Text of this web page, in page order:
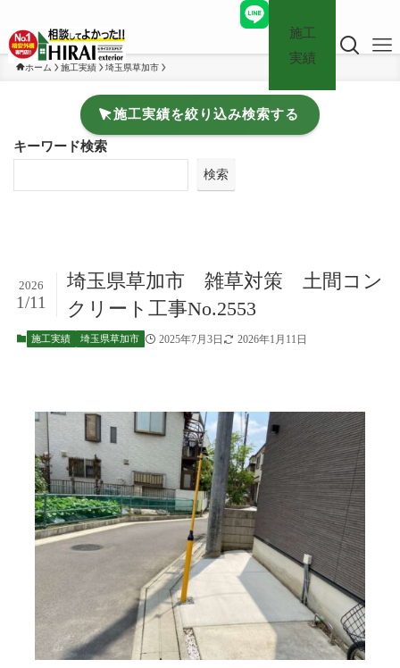
施工
実績
ホーム 施工実績 埼玉県草加市
施工実績を絞り込み検索する
キーワード検索
検索
埼玉県草加市 雑草対策 土間コン
クリート工事No.2553
2026
1/11
施工実績 埼玉県草加市 2025年7月3日 2026年1月11日